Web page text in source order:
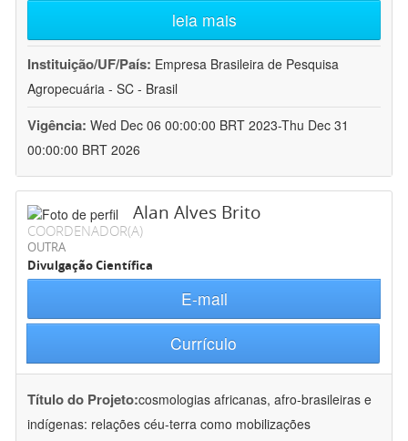
leia mais
Instituição/UF/País: Empresa Brasileira de Pesquisa
Agropecuária - SC - Brasil
Vigência: Wed Dec 06 00:00:00 BRT 2023-Thu Dec 31
00:00:00 BRT 2026
Alan Alves Brito
COORDENADOR(A)
OUTRA
Divulgação Científica
E-mail
Currículo
Título do Projeto:cosmologias africanas, afro-brasileiras e
indígenas: relações céu-terra como mobilizações